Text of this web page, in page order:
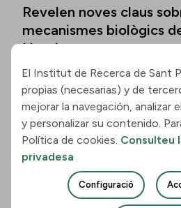
Revelen noves claus
mecanismes biològics
Huntington
01/07/2026
Els biomarcadors de la
d’Alzheimer permeten
deteriorament cognitiu
persones de més de
El Institut de Recerca de Sant
propias (necesarias) y de
mejorar la navegación, analizar
y personalizar su contenido.
Política de cookies. Consulteu
privadesa
Configuració